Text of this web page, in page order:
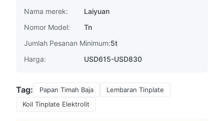
Nama merek:
Laiyuan
Nomor Model:
Tn
Jumlah Pesanan Minimum:5t
Harga:
USD615-USD830
Tag: Papan Timah Baja
Lembaran Tinplate
Koil Tinplate Elektrolit